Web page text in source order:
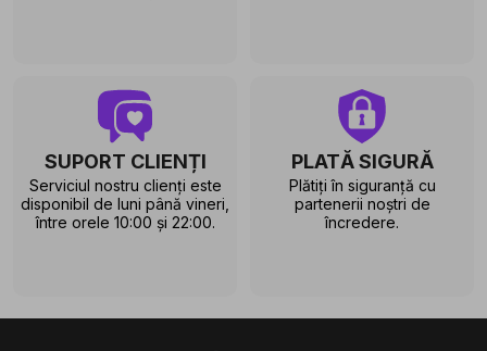
SUPORT CLIENȚI
Serviciul nostru clienți este
disponibil de luni până vineri,
între orele 10:00 și 22:00.
PLATĂ SIGURĂ
Plătiți în siguranță cu
partenerii noștri de
încredere.